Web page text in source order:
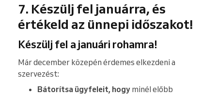
7. Készülj fel januárra, és
értékeld az ünnepi időszakot!
Készülj fel a januári rohamra!
Már december közepén érdemes elkezdeni a
szervezést:
Bátorítsa ügyfeleit, hogy minél előbb